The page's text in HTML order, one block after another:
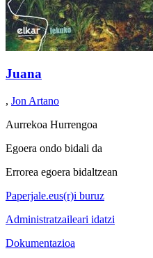
Juana
, Jon Artano
Aurrekoa Hurrengoa
Egoera ondo bidali da
Errorea egoera bidaltzean
Paperjale.eus(r)i buruz
Administratzaileari idatzi
Dokumentazioa